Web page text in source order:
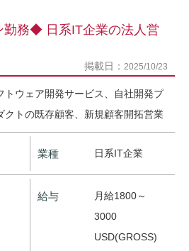
務◆ 日系IT企業の法人営
掲載日： 2025/10/23
トウェア開発サービス、自社開発プ
クトの既存顧客、新規顧客開拓営業
業種 日系IT企業
給与
月給1800～
3000
USD(GROSS)